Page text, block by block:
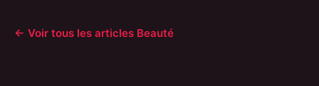
← Voir tous les articles Beauté